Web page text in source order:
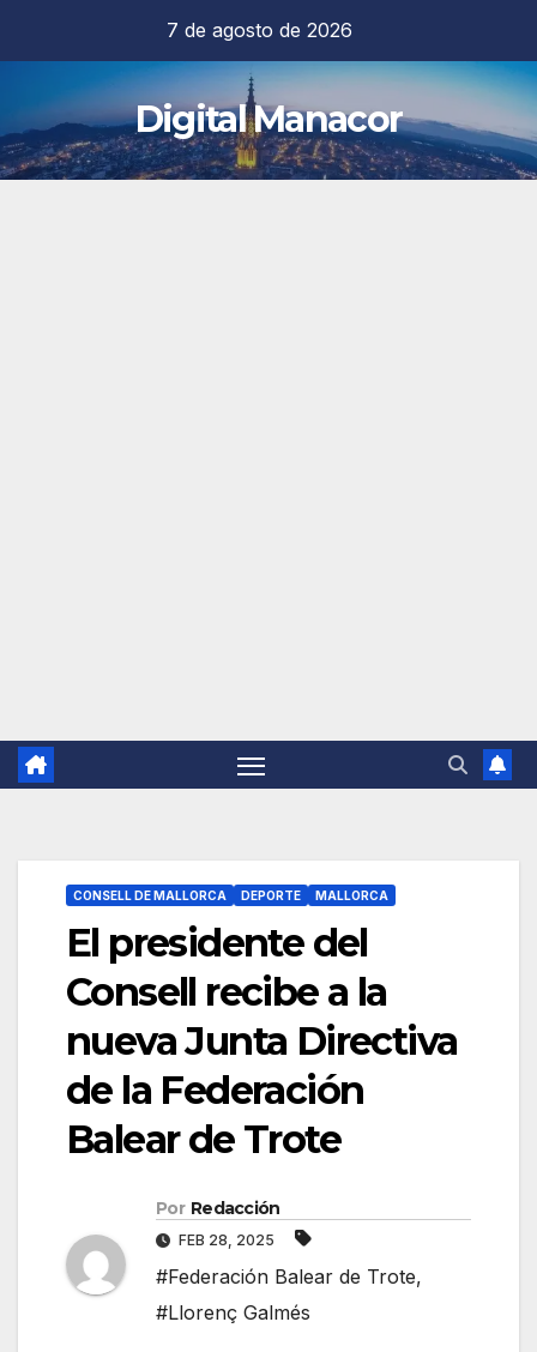
contenido
7 de agosto de 2026
Digital Manacor
CONSELL DE MALLORCA DEPORTE MALLORCA
El presidente del
Consell recibe a la
nueva Junta Directiva
de la Federación
Balear de Trote
Por Redacción
FEB 28, 2025
#Federación Balear de Trote,
#Llorenç Galmés